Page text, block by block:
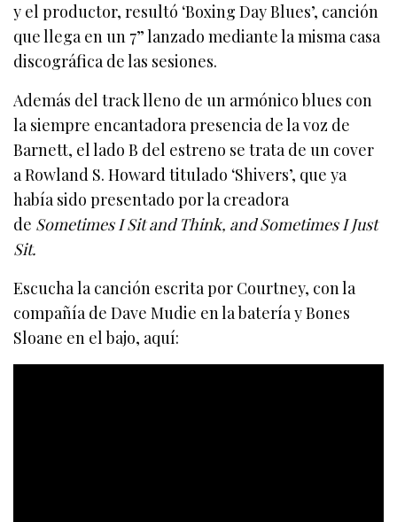
y el productor, resultó ‘Boxing Day Blues’, canción
que llega en un 7” lanzado mediante la misma casa
discográfica de las sesiones.
Además del track lleno de un armónico blues con
la siempre encantadora presencia de la voz de
Barnett, el lado B del estreno se trata de un cover
a Rowland S. Howard titulado ‘Shivers’, que ya
había sido presentado por la creadora
de Sometimes I Sit and Think, and Sometimes I Just
Sit.
Escucha la canción escrita por Courtney, con la
compañía de Dave Mudie en la batería y Bones
Sloane en el bajo, aquí: